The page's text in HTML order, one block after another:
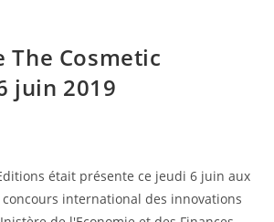
La
Revue
La
SFMC
The Cosmetic
juin 2019
était présente ce jeudi 6 juin aux
concours international des innovations